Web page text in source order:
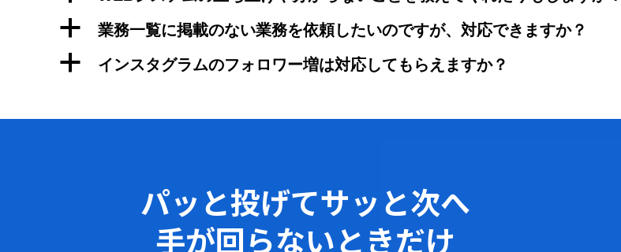
a 業務一覧に掲載のない業務を依頼したいのですが、対応できますか？
a インスタグラムのフォロワー増は対応してもらえますか？
パッと投げてサッと次へ
手が回らないときだけ